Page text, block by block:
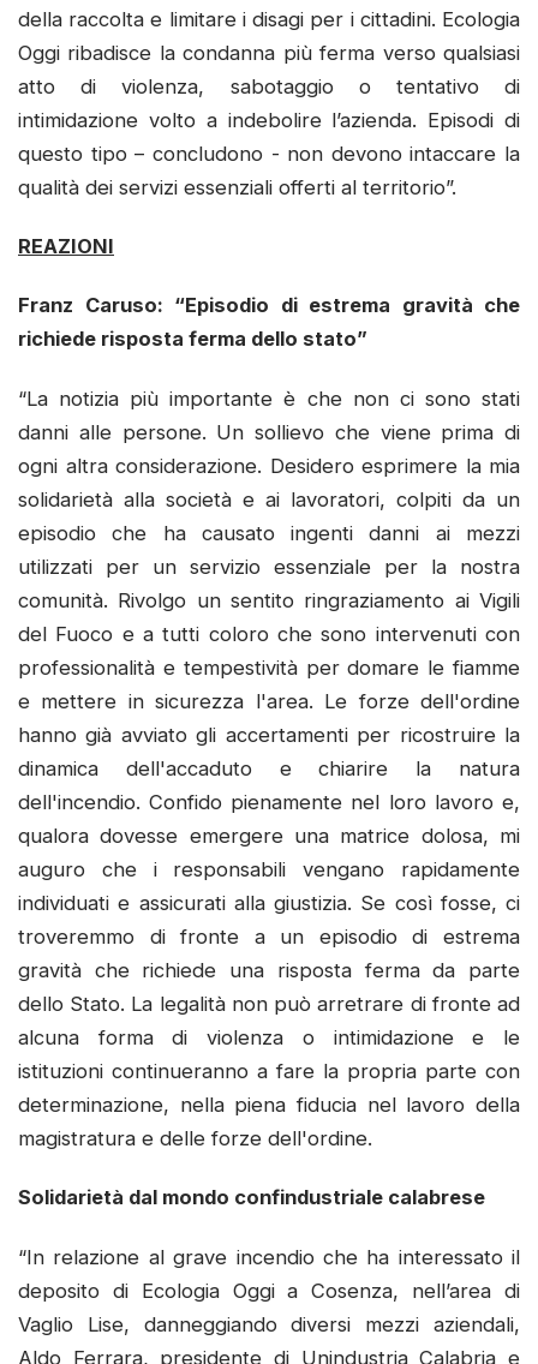
della raccolta e limitare i disagi per i cittadini. Ecologia
Oggi ribadisce la condanna più ferma verso qualsiasi
atto di violenza, sabotaggio o tentativo di
intimidazione volto a indebolire l’azienda. Episodi di
questo tipo – concludono - non devono intaccare la
qualità dei servizi essenziali offerti al territorio”.
REAZIONI
Franz Caruso: “Episodio di estrema gravità che
richiede risposta ferma dello stato”
“La notizia più importante è che non ci sono stati
danni alle persone. Un sollievo che viene prima di
ogni altra considerazione. Desidero esprimere la mia
solidarietà alla società e ai lavoratori, colpiti da un
episodio che ha causato ingenti danni ai mezzi
utilizzati per un servizio essenziale per la nostra
comunità. Rivolgo un sentito ringraziamento ai Vigili
del Fuoco e a tutti coloro che sono intervenuti con
professionalità e tempestività per domare le fiamme
e mettere in sicurezza l'area. Le forze dell'ordine
hanno già avviato gli accertamenti per ricostruire la
dinamica dell'accaduto e chiarire la natura
dell'incendio. Confido pienamente nel loro lavoro e,
qualora dovesse emergere una matrice dolosa, mi
auguro che i responsabili vengano rapidamente
individuati e assicurati alla giustizia. Se così fosse, ci
troveremmo di fronte a un episodio di estrema
gravità che richiede una risposta ferma da parte
dello Stato. La legalità non può arretrare di fronte ad
alcuna forma di violenza o intimidazione e le
istituzioni continueranno a fare la propria parte con
determinazione, nella piena fiducia nel lavoro della
magistratura e delle forze dell'ordine.
Solidarietà dal mondo confindustriale calabrese
“In relazione al grave incendio che ha interessato il
deposito di Ecologia Oggi a Cosenza, nell’area di
Vaglio Lise, danneggiando diversi mezzi aziendali,
Aldo Ferrara, presidente di Unindustria Calabria e